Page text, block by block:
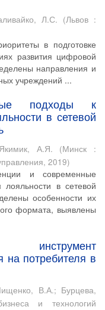
Л.С. (Львов :
в подготовке
развития цифровой
направления и
учреждений ...
подходы к
в сетевой
Якимик, А.Я. (Минск :
, 2019)
и современные
в сетевой
особенности их
формата, выявлены
инструмент
на потребителя в
В.А.; Бурцева,
и технологий